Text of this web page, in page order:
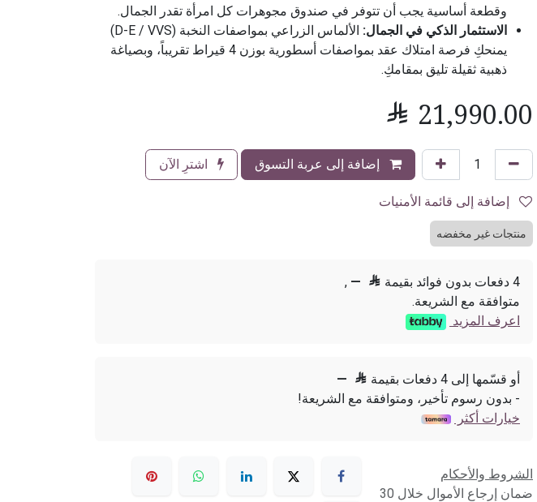
وقطعة أساسية يجب أن تتوفر في صندوق مجوهرات كل امرأة تقدر الجمال.
الاستثمار الذكي في الجمال:
الألماس الزراعي بمواصفات النخبة (D-E / VVS)
يمنحكِ فرصة امتلاك عقد بمواصفات أسطورية بوزن 4 قيراط تقريباً، وبصياغة
ذهبية ثقيلة تليق بمقامكِ.
 21,990.00
إضافة إلى عربة التسوق اشترِ الآن
منتجات غير مخفضه
4 دفعات بدون فوائد بقيمة 
—
,
متوافقة مع الشريعة.
اعرف المزيد
أو قسّمها إلى 4 دفعات بقيمة 
—
- بدون رسوم تأخير، ومتوافقة مع الشريعة!
خيارات أكثر
الشروط والأحكام
ضمان إرجاع الأموال خلال 30